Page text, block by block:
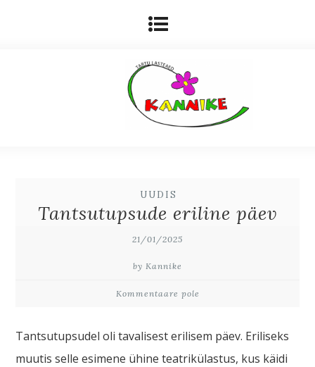
UUDIS
Tantsutupsude eriline päev
21/01/2025
by Kannike
Kommentaare pole
Tantsutupsudel oli tavalisest erilisem päev. Eriliseks
muutis selle esimene ühine teatrikülastus, kus käidi